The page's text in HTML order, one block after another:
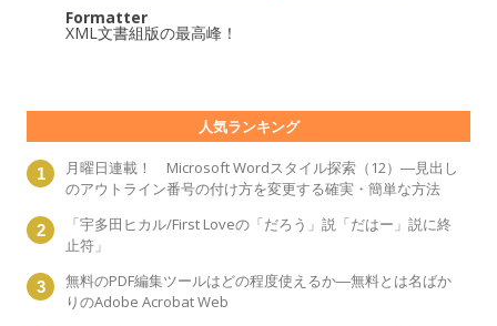
Formatter
XML文書組版の最高峰！
人気ランキング
月曜日連載！ Microsoft Wordスタイル探索（12）―見出し
のアウトライン番号の付け方を変更する確実・簡単な方法
「宇多田ヒカル/First Loveの「だろう」説「だはー」説に終
止符」
無料のPDF編集ツールはどの程度使えるか―無料とは名ばか
りのAdobe Acrobat Web